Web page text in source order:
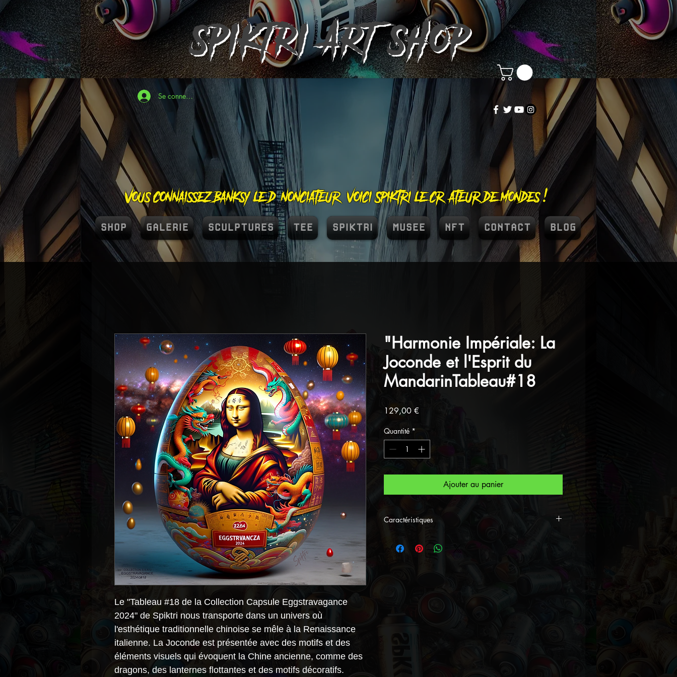
SPIKTRIART SHOP
Se connecter
Vous connaissez Banksy le dénonciateur, voici Spiktri le créateur de mondes !
SHOP GALERIE SCULPTURES TEE SPIKTRI MUSEE NFT CONTACT BLOG
Le "Tableau #18 de la Collection Capsule Eggstravagance
2024" de Spiktri nous transporte dans un univers où
l'esthétique traditionnelle chinoise se mêle à la Renaissance
italienne. La Joconde est présentée avec des motifs et des
éléments visuels qui évoquent la Chine ancienne, comme des
dragons, des lanternes flottantes et des motifs décoratifs.
"Harmonie Impériale: La
Joconde et l'Esprit du
MandarinTableau#18
129,00 €
Quantité *
Ajouter au panier
Caractéristiques
présence imposante et engageante.